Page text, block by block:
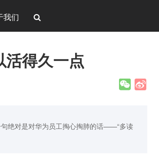
我们
得久一点
绝对是对华为员工掏心掏肺的话——“多读